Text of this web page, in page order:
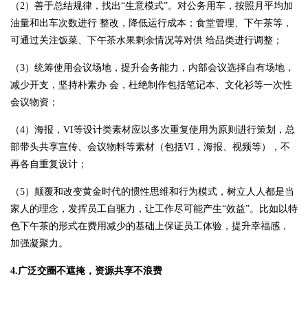
（2）善于总结规律，找出“生意模式”。对公务用车，按照月平均加
油量和出车次数进行 整改，降低运行成本；食堂管理、下午茶等，
可通过关注饭菜、下午茶水果剩余情况等对供 给品类进行调整；
（3）统筹使用会议场地，提升会务能力，内部会议选择自有场地，
减少开支，坚持朴素办 会，杜绝制作包括笔记本、文化衫等一次性
会议物资；
（4）海报，VI等设计类素材应以多次重复使用为原则进行策划，总
部带头共享宣传、会议物料等素材（包括VI，海报、视频等），不
再各自重复设计；
（5）颠覆和改变黄金时代的惯性思维和行为模式，树立人人都是当
家人的理念，发挥员工自驱力，让工作尽可能产生“效益”。比如以特
色下午茶的形式在费用减少的基础上保证员工体验，提升幸福感，
加强凝聚力。
4.广泛交圈不遮掩，资源共享不浪费